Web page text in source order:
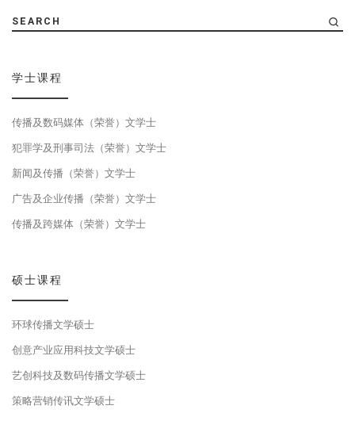
SEARCH
学士课程
传播及数码媒体（荣誉）文学士
犯罪学及刑事司法（荣誉）文学士
新闻及传播（荣誉）文学士
广告及企业传播（荣誉）文学士
传播及跨媒体（荣誉）文学士
硕士课程
环球传播文学硕士
创意产业应用科技文学硕士
艺创科技及数码传播文学硕士
策略营销传讯文学硕士